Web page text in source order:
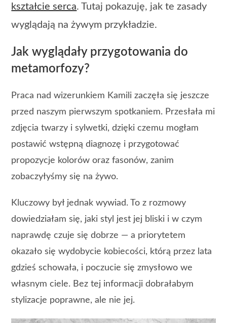
kształcie serca. Tutaj pokazuję, jak te zasady
wyglądają na żywym przykładzie.
Jak wyglądały przygotowania do
metamorfozy?
Praca nad wizerunkiem Kamili zaczęła się jeszcze
przed naszym pierwszym spotkaniem. Przesłała mi
zdjęcia twarzy i sylwetki, dzięki czemu mogłam
postawić wstępną diagnozę i przygotować
propozycje kolorów oraz fasonów, zanim
zobaczyłyśmy się na żywo.
Kluczowy był jednak wywiad. To z rozmowy
dowiedziałam się, jaki styl jest jej bliski i w czym
naprawdę czuje się dobrze — a priorytetem
okazało się wydobycie kobiecości, którą przez lata
gdzieś schowała, i poczucie się zmysłowo we
własnym ciele. Bez tej informacji dobrałabym
stylizacje poprawne, ale nie jej.